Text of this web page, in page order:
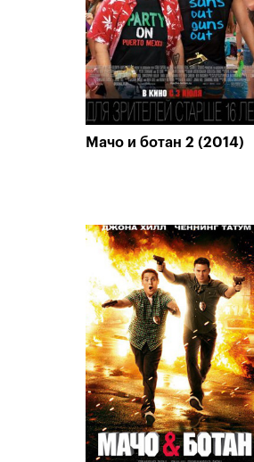
Мачо и ботан 2 (2014)